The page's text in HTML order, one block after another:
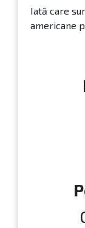
Iată care
americane